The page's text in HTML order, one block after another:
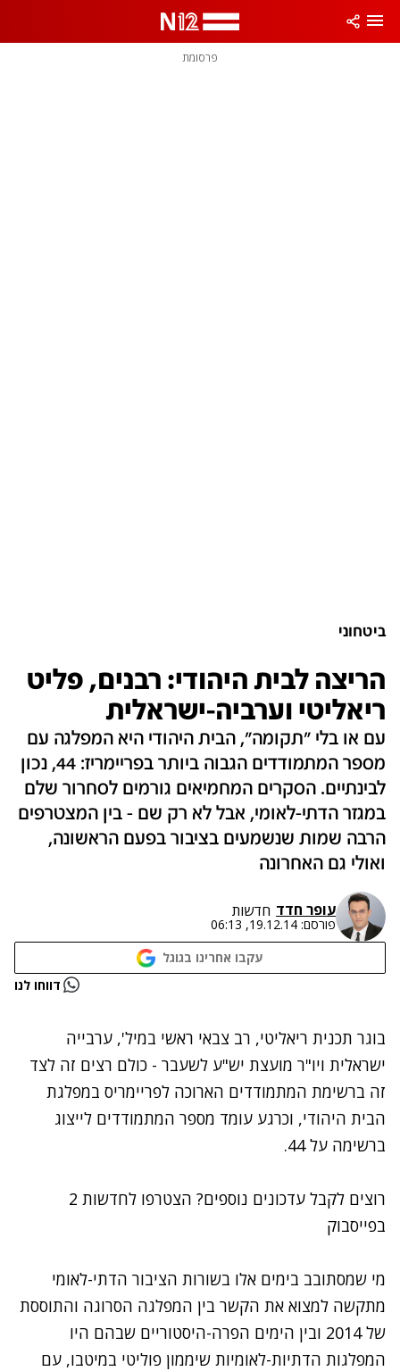
פרסומת
ביטחוני
הריצה לבית היהודי: רבנים, פליט
ריאליטי וערביה-ישראלית
עם או בלי "תקומה", הבית היהודי היא המפלגה עם
מספר המתמודדים הגבוה ביותר בפריימריז: 44, נכון
לבינתיים. הסקרים המחמיאים גורמים לסחרור שלם
במגזר הדתי-לאומי, אבל לא רק שם - בין המצטרפים
הרבה שמות שנשמעים בציבור בפעם הראשונה,
ואולי גם האחרונה
עופר חדד חדשות
פורסם: 19.12.14, 06:13
עקבו אחרינו בגוגל
נתקלנו בבעיה דווחו לנו
בוגר תכנית ריאליטי, רב צבאי ראשי במיל', ערבייה
ישראלית ויו"ר מועצת יש"ע לשעבר - כולם רצים זה לצד
זה ברשימת המתמודדים הארוכה לפריימריס במפלגת
הבית היהודי, וכרגע עומד מספר המתמודדים לייצוג
ברשימה על 44.
רוצים לקבל עדכונים נוספים? הצטרפו לחדשות 2
בפייסבוק
מי שמסתובב בימים אלו בשורות הציבור הדתי-לאומי
מתקשה למצוא את הקשר בין המפלגה הסרוגה והתוססת
של 2014 ובין הימים הפרה-היסטוריים שבהם היו
המפלגות הדתיות-לאומיות שיממון פוליטי במיטבו, עם